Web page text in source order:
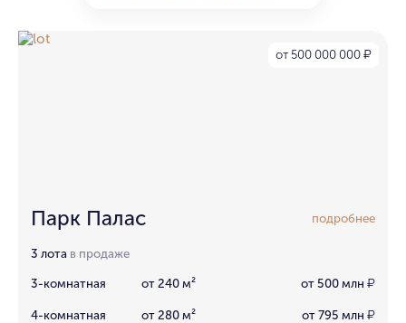
от 500 000 000 ₽
Парк Палас подробнее
3 лота в продаже
3-комнатная от 240 м² от 500 млн ₽
4-комнатная от 280 м² от 795 млн ₽